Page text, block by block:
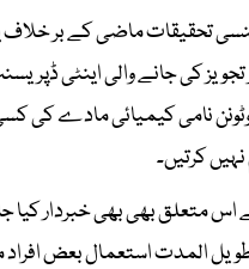
تحقیقات ماضی کے بر
تجویز کی جانے والی اینٹی
نامی کیمیائی مادے کی
کرتیں۔
متعلق بھی بھی خبردار کیا
المدت استعمال بعض افراد